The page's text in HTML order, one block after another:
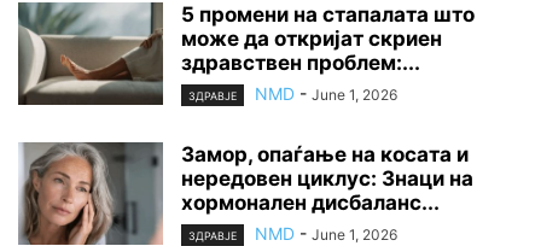
5 промени на стапалата што
може да откријат скриен
здравствен проблем:...
ЗДРАВЈЕ NMD - June 1, 2026
Замор, опаѓање на косата и
нередовен циклус: Знаци на
хормонален дисбаланс...
ЗДРАВЈЕ NMD - June 1, 2026